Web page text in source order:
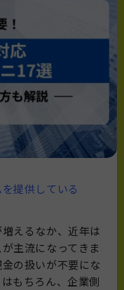
提供している
えるなか、近年は
主流になってきま
の扱いが不要にな
もちろん、企業側